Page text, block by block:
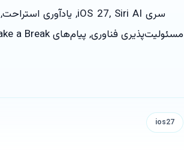
مسئولیت‌پذیری فناوری, پیام‌های Take a Break
ios27